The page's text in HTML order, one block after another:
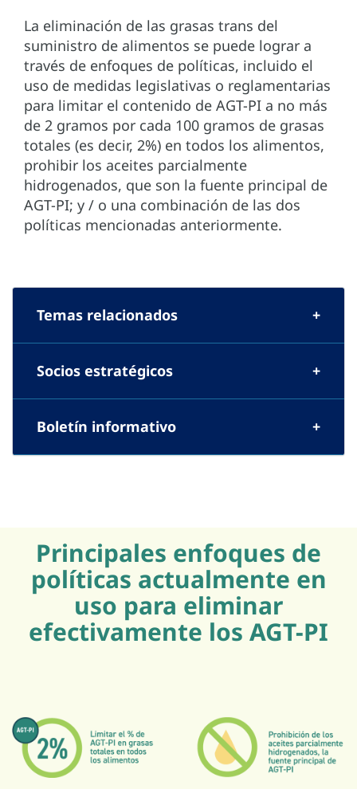
La eliminación de las grasas trans del
suministro de alimentos se puede lograr a
través de enfoques de políticas, incluido el
uso de medidas legislativas o reglamentarias
para limitar el contenido de AGT-PI a no más
de 2 gramos por cada 100 gramos de grasas
totales (es decir, 2%) en todos los alimentos,
prohibir los aceites parcialmente
hidrogenados, que son la fuente principal de
AGT-PI; y / o una combinación de las dos
políticas mencionadas anteriormente.
Temas relacionados
Socios estratégicos
Boletín informativo
Principales enfoques de
políticas actualmente en
uso para eliminar
efectivamente los AGT-PI